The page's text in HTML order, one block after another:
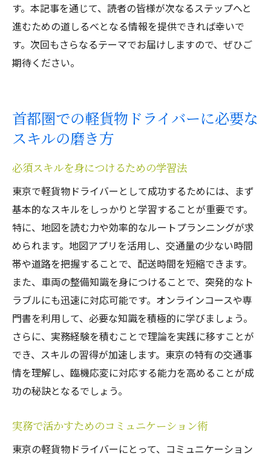
す。本記事を通じて、読者の皆様が次なるステップへと
進むための道しるべとなる情報を提供できれば幸いで
す。次回もさらなるテーマでお届けしますので、ぜひご
期待ください。
首都圏での軽貨物ドライバーに必要な
スキルの磨き方
必須スキルを身につけるための学習法
東京で軽貨物ドライバーとして成功するためには、まず
基本的なスキルをしっかりと学習することが重要です。
特に、地図を読む力や効率的なルートプランニングが求
められます。地図アプリを活用し、交通量の少ない時間
帯や道路を把握することで、配送時間を短縮できます。
また、車両の整備知識を身につけることで、突発的なト
ラブルにも迅速に対応可能です。オンラインコースや専
門書を利用して、必要な知識を積極的に学びましょう。
さらに、実務経験を積むことで理論を実践に移すことが
でき、スキルの習得が加速します。東京の特有の交通事
情を理解し、臨機応変に対応する能力を高めることが成
功の秘訣となるでしょう。
実務で活かすためのコミュニケーション術
東京の軽貨物ドライバーにとって、コミュニケーション